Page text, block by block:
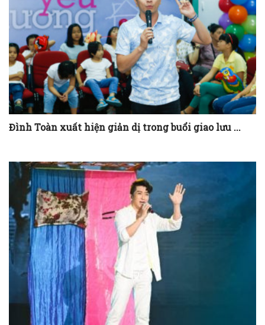
Đình Toàn xuất hiện giản dị trong buổi giao lưu ...